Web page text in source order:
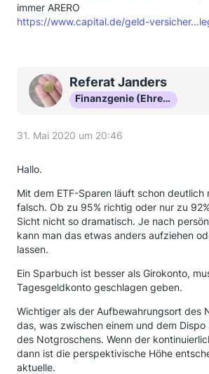
immer ARERO
https://www.capital.de/geld-
Referat Janders
Finanzgenie (Ehrenmitglied)
31. Mai 2020 um 20:46
Hallo.
Mit dem ETF-Sparen läuft schon deutlich
falsch. Ob zu 95% richtig oder nur zu
Sicht nicht so dramatisch. Je nach
kann man das etwas anders aufziehen
lassen.
Ein Sparbuch ist besser als Girokonto,
Tagesgeldkonto geschlagen geben.
Wichtiger als der Aufbewahrungsort des
das, was zwischen einem und dem
des Notgroschens. Wenn der
dann ist die perspektivische Höhe
aktuelle.